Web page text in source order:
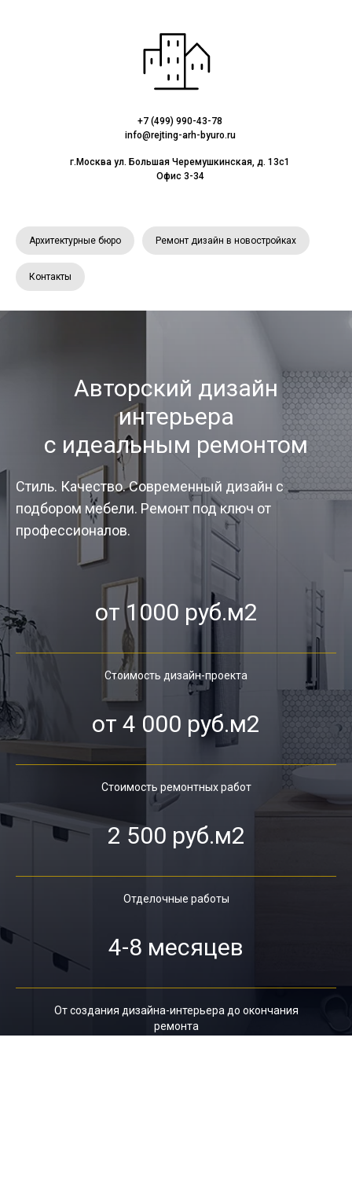
+7 (499) 990-43-78
info@rejting-arh-byuro.ru
г.Москва ул. Большая Черемушкинская, д. 13с1
Офис 3-34
Архитектурные бюро Ремонт дизайн в новостройках
Контакты
Авторский дизайн
интерьера
с идеальным ремонтом
Стиль. Качество. Современный дизайн с
подбором мебели. Ремонт под ключ от
профессионалов.
от 1000 руб.м2
Стоимость дизайн-проекта
от 4 000 руб.м2
Стоимость ремонтных работ
2 500 руб.м2
Отделочные работы
4-8 месяцев
От создания дизайна-интерьера до окончания
ремонта